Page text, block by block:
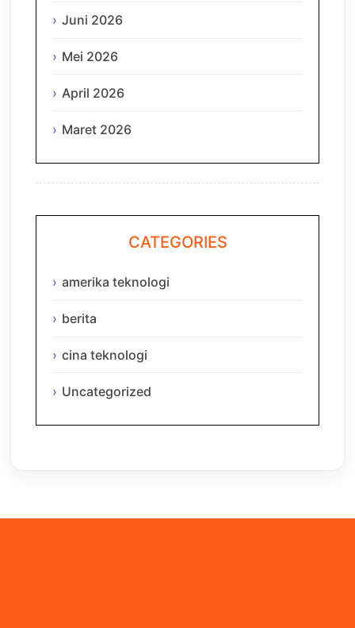
Juni 2026
Mei 2026
April 2026
Maret 2026
CATEGORIES
amerika teknologi
berita
cina teknologi
Uncategorized